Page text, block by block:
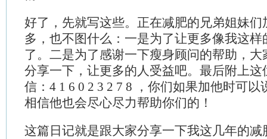
好了，先就写这些。正在减肥的兄弟姐妹们
多，也不图什么：一是为了让更多像我这样
了。二是为了感谢一下瘦身顾问的帮助，
分享一下，让更多的人受益吧。最后附上这
信：4 1 6 0 2 3 2 7 8 ，你们如果加他时可
相信他也会尽心尽力帮助你们的！
这篇日记就是跟大家分享一下我这几年的